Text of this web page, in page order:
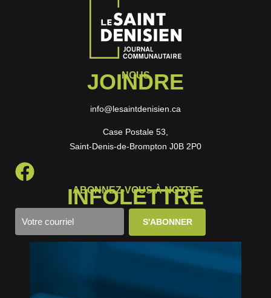
NOUS
JOINDRE
info@lesaintdenisien.ca
Case Postale 53,
Saint-Denis-de-Brompton J0B 2P0
ABONNEZ-VOUS À NOTRE
INFOLETTRE